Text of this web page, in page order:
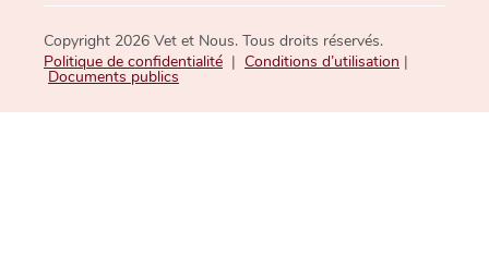
Copyright 2026 Vet et Nous. Tous droits réservés.
Politique de confidentialité | Conditions d’utilisation |
Documents publics